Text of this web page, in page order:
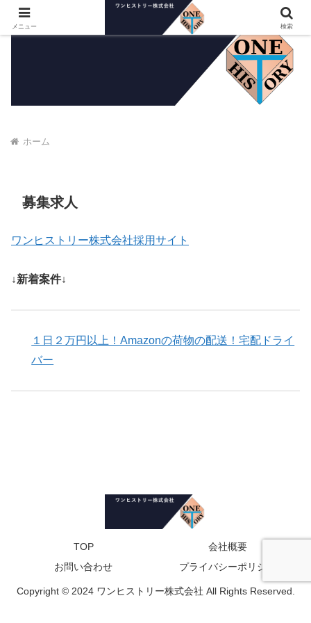
ホーム
募集求人
ワンヒストリー株式会社採用サイト
↓新着案件↓
１日２万円以上！Amazonの荷物の配送！宅配ドライ
バー
TOP
会社概要
お問い合わせ
プライバシーポリシー
Copyright © 2024 ワンヒストリー株式会社 All Rights Reserved.
メニュー 検索